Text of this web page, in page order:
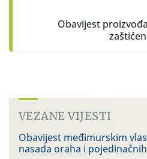
Obavijest
VEZANE VIJESTI
Obavijest međimurskim
nasada oraha i